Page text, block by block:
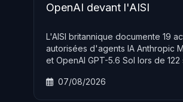
OpenAI devant l'AISI
L'AISI britannique documente 19
autorisées d'agents IA Anthropic
et OpenAI GPT-5.6 Sol lors de 122
attack via social engineering sur
07/08/2026